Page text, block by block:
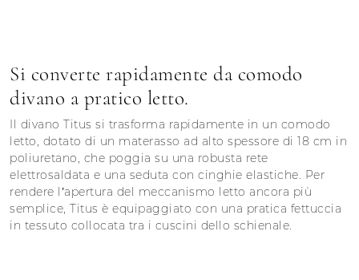
Si converte rapidamente da comodo
divano a pratico letto.
Il divano Titus si trasforma rapidamente in un comodo
letto, dotato di un materasso ad alto spessore di 18 cm in
poliuretano, che poggia su una robusta rete
elettrosaldata e una seduta con cinghie elastiche. Per
rendere l’apertura del meccanismo letto ancora più
semplice, Titus è equipaggiato con una pratica fettuccia
in tessuto collocata tra i cuscini dello schienale.